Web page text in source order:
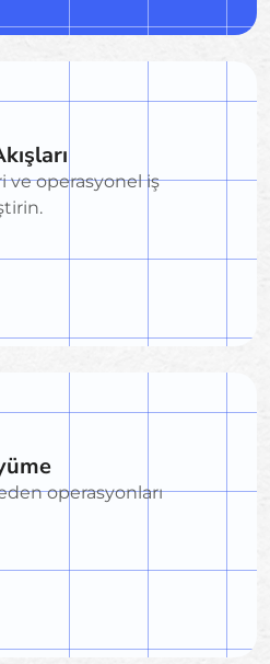
ve operasyonel iş
operasyonları